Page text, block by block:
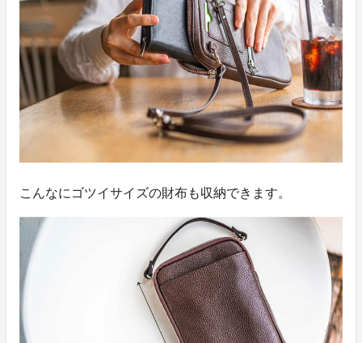
こんなにゴツイサイズの財布も収納できます。